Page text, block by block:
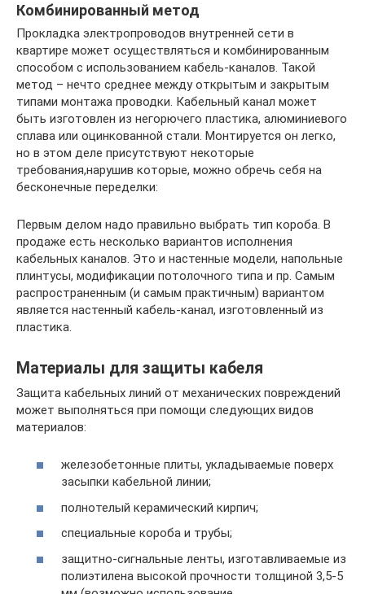
Комбинированный метод
Прокладка электропроводов внутренней сети в
квартире может осуществляться и комбинированным
способом с использованием кабель-каналов. Такой
метод – нечто среднее между открытым и закрытым
типами монтажа проводки. Кабельный канал может
быть изготовлен из негорючего пластика, алюминиевого
сплава или оцинкованной стали. Монтируется он легко,
но в этом деле присутствуют некоторые
требования,нарушив которые, можно обречь себя на
бесконечные переделки:
Первым делом надо правильно выбрать тип короба. В
продаже есть несколько вариантов исполнения
кабельных каналов. Это и настенные модели, напольные
плинтусы, модификации потолочного типа и пр. Самым
распространенным (и самым практичным) вариантом
является настенный кабель-канал, изготовленный из
пластика.
Материалы для защиты кабеля
Защита кабельных линий от механических повреждений
может выполняться при помощи следующих видов
материалов:
железобетонные плиты, укладываемые поверх
засыпки кабельной линии;
полнотелый керамический кирпич;
специальные короба и трубы;
защитно-сигнальные ленты, изготавливаемые из
полиэтилена высокой прочности толщиной 3,5-5